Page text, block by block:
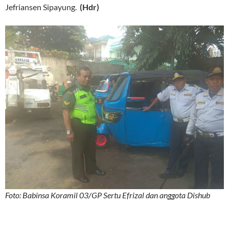
Jefriansen Sipayung. (Hdr)
Foto: Babinsa Koramil 03/GP Sertu Efrizal dan anggota Dishub